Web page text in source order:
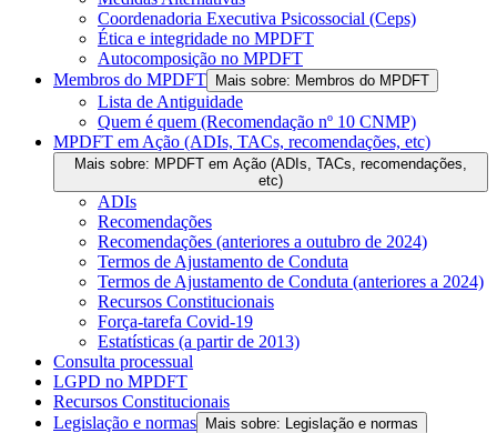
Coordenadoria Executiva Psicossocial (Ceps)
Ética e integridade no MPDFT
Autocomposição no MPDFT
Membros do MPDFT
Mais sobre: Membros do MPDFT
Lista de Antiguidade
Quem é quem (Recomendação nº 10 CNMP)
MPDFT em Ação (ADIs, TACs, recomendações, etc)
Mais sobre: MPDFT em Ação (ADIs, TACs, recomendações,
etc)
ADIs
Recomendações
Recomendações (anteriores a outubro de 2024)
Termos de Ajustamento de Conduta
Termos de Ajustamento de Conduta (anteriores a 2024)
Recursos Constitucionais
Força-tarefa Covid-19
Estatísticas (a partir de 2013)
Consulta processual
LGPD no MPDFT
Recursos Constitucionais
Legislação e normas
Mais sobre: Legislação e normas